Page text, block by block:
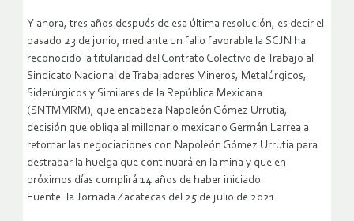
Y ahora, tres años después de esa última resolución, es decir el
pasado 23 de junio, mediante un fallo favorable la SCJN ha
reconocido la titularidad del Contrato Colectivo de Trabajo al
Sindicato Nacional de Trabajadores Mineros, Metalúrgicos,
Siderúrgicos y Similares de la República Mexicana
(SNTMMRM), que encabeza Napoleón Gómez Urrutia,
decisión que obliga al millonario mexicano Germán Larrea a
retomar las negociaciones con Napoleón Gómez Urrutia para
destrabar la huelga que continuará en la mina y que en
próximos días cumplirá 14 años de haber iniciado.
Fuente: la Jornada Zacatecas del 25 de julio de 2021